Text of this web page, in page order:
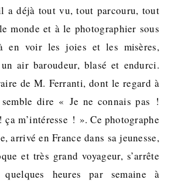
a déjà tout vu, tout parcouru, tout
monde et à le photographier sous
en voir les joies et les misères,
air baroudeur, blasé et endurci.
de M. Ferranti, dont le regard à
dire « Je ne connais pas !
m’intéresse ! ». Ce photographe
arrivé en France dans sa jeunesse,
et très grand voyageur, s’arrête
heures par semaine à